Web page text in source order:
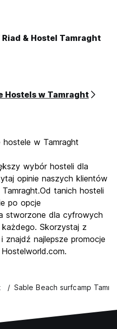
& Hostel Tamraght
Hostels w Tamraght
hostele w Tamraght
wybór hosteli dla
opinie naszych klientów
tanich hosteli
po opcje
stworzone dla cyfrowych
Skorzystaj z
najlepsze promocje
Sable Beach surfcamp